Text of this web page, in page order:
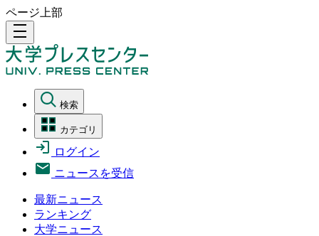
ページ上部
density_medium
検索
カテゴリ
ログイン
ニュースを受信
最新ニュース
ランキング
大学ニュース